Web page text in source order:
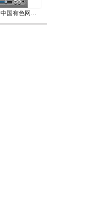
2026年2月27日中国有色网络电视新闻